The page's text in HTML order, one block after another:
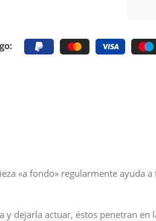
«a fondo» regularmente ayuda a
dejarla actuar, éstos penetran